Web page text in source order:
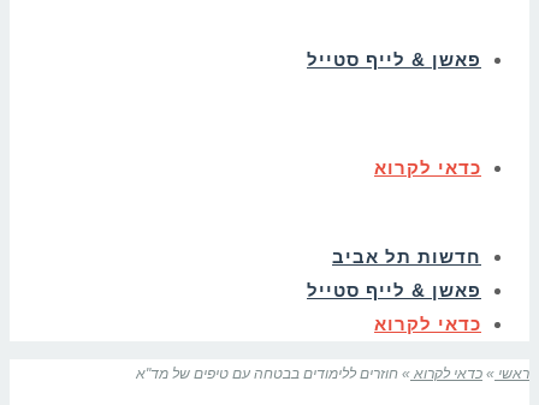
פאשן & לייף סטייל
כדאי לקרוא
חדשות תל אביב
פאשן & לייף סטייל
כדאי לקרוא
ראשי » כדאי לקרוא » חוזרים ללימודים בבטחה עם טיפים של מד"א